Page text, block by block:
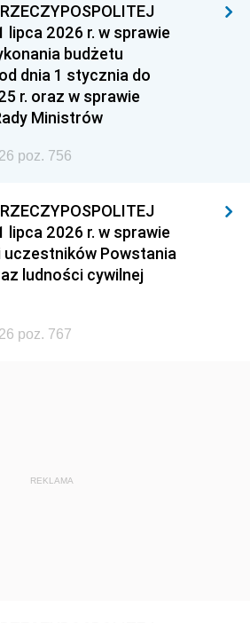
1953 1952
1950
1947 1946
1938
lipca 2026 r. w sprawie
budżetu
dnia 1 stycznia do
r. oraz w sprawie
Ministrów
poz. 756
lipca 2026 r. w sprawie
Powstania
ludności cywilnej
poz. 767
REKLAMA